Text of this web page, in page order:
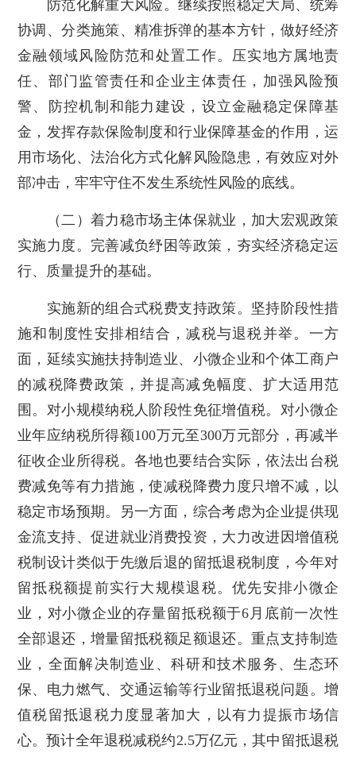
防范化解重大风险。继续按照稳定大局、统筹
协调、分类施策、精准拆弹的基本方针，做好经济
金融领域风险防范和处置工作。压实地方属地责
任、部门监管责任和企业主体责任，加强风险预
警、防控机制和能力建设，设立金融稳定保障基
金，发挥存款保险制度和行业保障基金的作用，运
用市场化、法治化方式化解风险隐患，有效应对外
部冲击，牢牢守住不发生系统性风险的底线。
（二）着力稳市场主体保就业，加大宏观政策
实施力度。完善减负纾困等政策，夯实经济稳定运
行、质量提升的基础。
实施新的组合式税费支持政策。坚持阶段性措
施和制度性安排相结合，减税与退税并举。一方
面，延续实施扶持制造业、小微企业和个体工商户
的减税降费政策，并提高减免幅度、扩大适用范
围。对小规模纳税人阶段性免征增值税。对小微企
业年应纳税所得额100万元至300万元部分，再减半
征收企业所得税。各地也要结合实际，依法出台税
费减免等有力措施，使减税降费力度只增不减，以
稳定市场预期。另一方面，综合考虑为企业提供现
金流支持、促进就业消费投资，大力改进因增值税
税制设计类似于先缴后退的留抵退税制度，今年对
留抵税额提前实行大规模退税。优先安排小微企
业，对小微企业的存量留抵税额于6月底前一次性
全部退还，增量留抵税额足额退还。重点支持制造
业，全面解决制造业、科研和技术服务、生态环
保、电力燃气、交通运输等行业留抵退税问题。增
值税留抵退税力度显著加大，以有力提振市场信
心。预计全年退税减税约2.5万亿元，其中留抵退税